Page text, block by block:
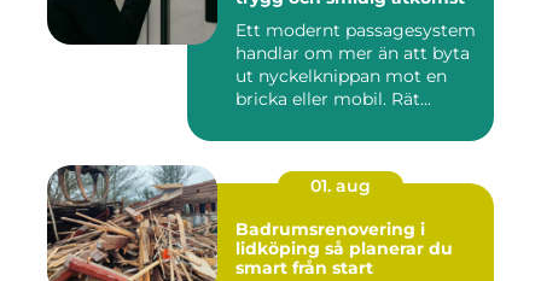
Ett modernt passagesystem
handlar om mer än att byta
ut nyckelknippan mot en
bricka eller mobil. Rät...
01. aug
Badrumsrenovering i
lidköping så planerar du
smart från start